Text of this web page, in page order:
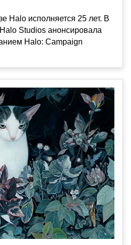
Halo исполняется 25 лет. В
Studios анонсировала
Halo: Campaign